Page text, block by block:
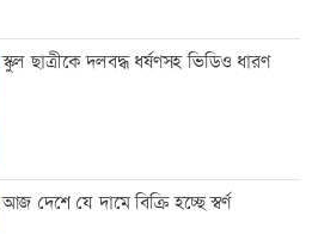
সিটি ব্যাংকের কার্ড স্পর্শ করলেই টাকা দেবে
এটিএম
মহাস্থানগড়ে নির্মাণকাজে স্থিতাবস্থা, আপিলের
অনুমতি
স্কুল ছাত্রীকে দলবদ্ধ ধর্ষণসহ ভিডিও ধারণ
আজ দেশে যে দামে বিক্রি হচ্ছে স্বর্ণ